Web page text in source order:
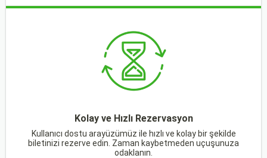
Kolay ve Hızlı Rezervasyon
Kullanıcı dostu arayüzümüz ile hızlı ve kolay bir şekilde
biletinizi rezerve edin. Zaman kaybetmeden uçuşunuza
odaklanın.